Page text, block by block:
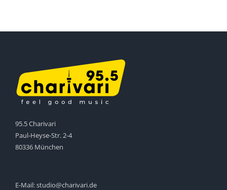
95.5 Charivari
Paul-Heyse-Str. 2-4
80336 München
E-Mail:studio@charivari.de